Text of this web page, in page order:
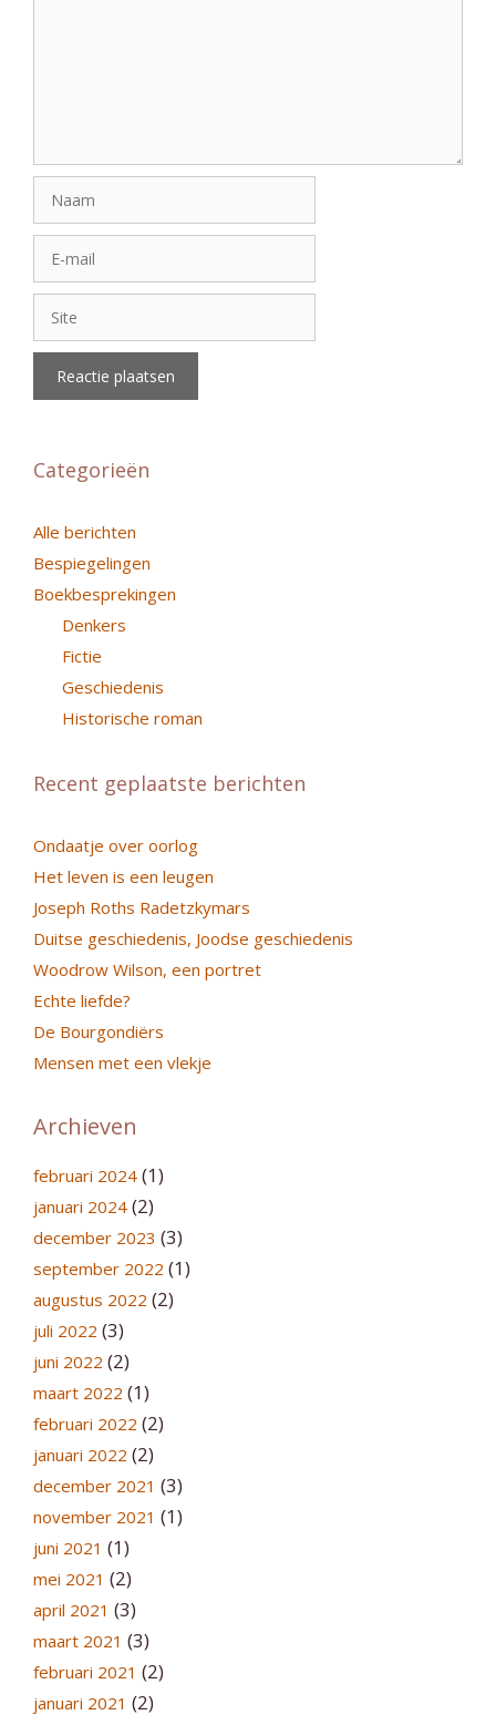
mail
Categorieën
Alle berichten
Bespiegelingen
Boekbesprekingen
Denkers
Fictie
Geschiedenis
Historische roman
Recent geplaatste berichten
Ondaatje over oorlog
Het leven is een leugen
Joseph Roths Radetzkymars
Duitse geschiedenis, Joodse geschiedenis
Woodrow Wilson, een portret
Echte liefde?
De Bourgondiërs
Mensen met een vlekje
Archieven
februari 2024 (1)
januari 2024 (2)
december 2023 (3)
september 2022 (1)
augustus 2022 (2)
juli 2022 (3)
juni 2022 (2)
maart 2022 (1)
februari 2022 (2)
januari 2022 (2)
december 2021 (3)
november 2021 (1)
juni 2021 (1)
mei 2021 (2)
april 2021 (3)
maart 2021 (3)
februari 2021 (2)
januari 2021 (2)